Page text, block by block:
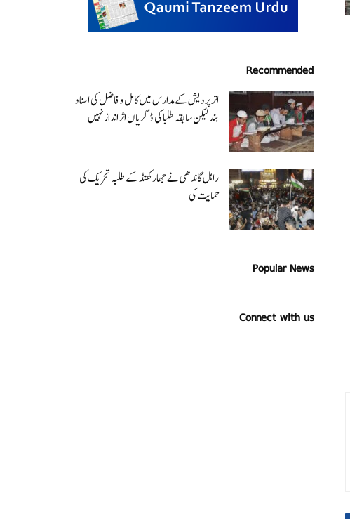
Recommended
اتر پردیش کےمدارس میں کامل و فاضل کی اسناد
بند لیکن سابقہ طلبا کی ڈگریا ں اثرانداز نہیں
راہل گاندھی نے جھارکھنڈ کے طلبہ تحریک کی
حمایت کی
Popular News
Connect with us